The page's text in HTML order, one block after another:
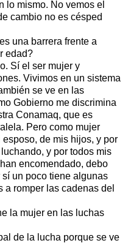
lo mismo. No vemos el
cambio no es césped
una barrera frente a
edad?
Sí el ser mujer y
Vivimos en un sistema
se ve en las
Gobierno me discrimina
Conamaq, que es
Pero como mujer
de mis hijos, y por
y por todos mis
encomendado, debo
un poco tiene algunas
a romper las cadenas del
la mujer en las luchas
de la lucha porque se ve